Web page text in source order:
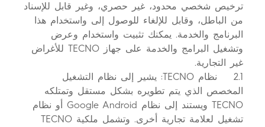
ترخيص شخصي محدود، غير حصري، وغير قابل للإسناد
من الباطل، وقابل للإلغاء للوصول إلى واستخدام هذا
البرنامج والخدمة. يمكنك تثبيت واستخدام وعرض
وتشغيل البرامج والخدمة على جهاز TECNO للأغراض
غير التجارية.
2.1 نظام TECNO: يشير إلى نظام التشغيل
المخصص الذي يتم تطويره بشكل مستقل وتمتلكه
TECNO ويستند إلى نظام Google Android أو نظام
تشغيل لعلامة تجارية أخرى. وتشمل ملكية TECNO